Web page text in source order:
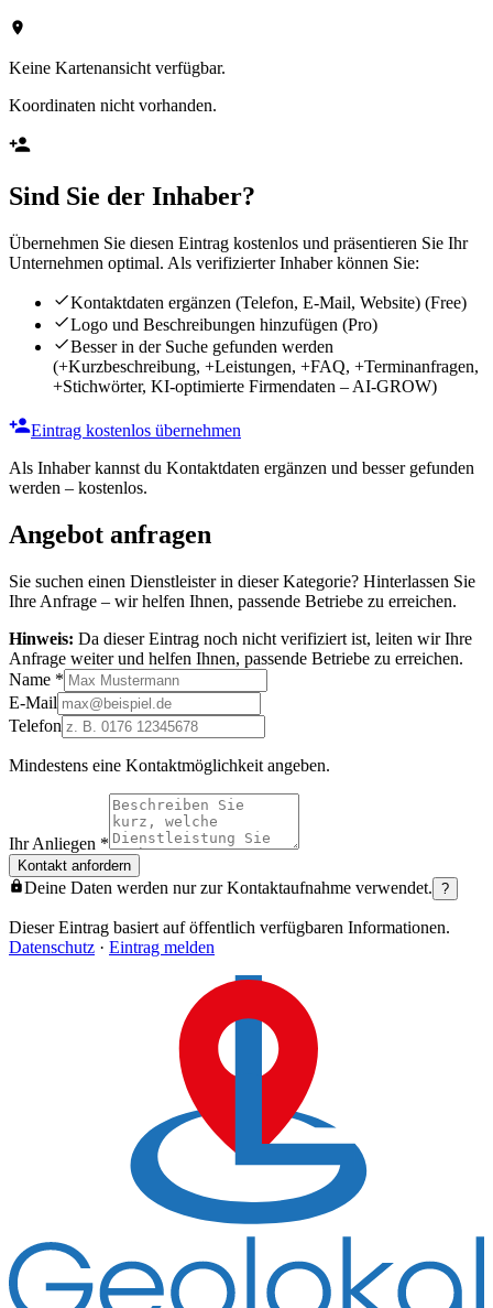
Keine Kartenansicht verfügbar.
Koordinaten nicht vorhanden.
Sind Sie der Inhaber?
Übernehmen Sie diesen Eintrag kostenlos und präsentieren Sie Ihr
Unternehmen optimal. Als verifizierter Inhaber können Sie:
Kontaktdaten ergänzen (Telefon, E-Mail, Website) (Free)
Logo und Beschreibungen hinzufügen (Pro)
Besser in der Suche gefunden werden
(+Kurzbeschreibung, +Leistungen, +FAQ, +Terminanfragen,
+Stichwörter, KI-optimierte Firmendaten – AI-GROW)
Eintrag kostenlos übernehmen
Als Inhaber kannst du Kontaktdaten ergänzen und besser gefunden
werden – kostenlos.
Angebot anfragen
Sie suchen einen Dienstleister in dieser Kategorie? Hinterlassen Sie
Ihre Anfrage – wir helfen Ihnen, passende Betriebe zu erreichen.
Hinweis: Da dieser Eintrag noch nicht verifiziert ist, leiten wir Ihre
Anfrage weiter und helfen Ihnen, passende Betriebe zu erreichen.
Name *
E-Mail
Telefon
Mindestens eine Kontaktmöglichkeit angeben.
Ihr Anliegen *
Kontakt anfordern
Deine Daten werden nur zur Kontaktaufnahme verwendet. ?
Dieser Eintrag basiert auf öffentlich verfügbaren Informationen.
Datenschutz · Eintrag melden